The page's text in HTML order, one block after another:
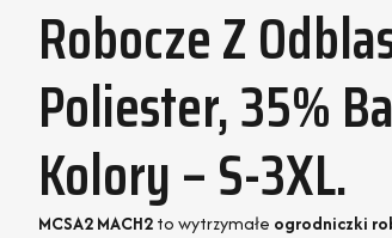
Robocze Z
Poliester, 35%
Kolory – S-3XL.
MCSA2 MACH2to wytrzymałe ogrodniczki